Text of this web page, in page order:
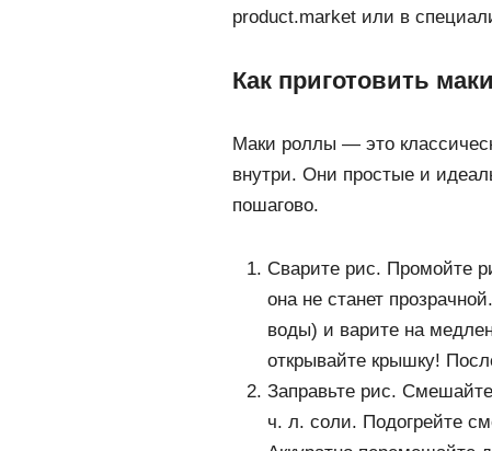
product.market или в
Как приготовить
Маки роллы — это
внутри. Они простые и
пошагово.
Сварите рис. Промойте
она не станет
воды) и варите на
открывайте крышку!
Заправьте рис.
ч. л. соли. Подогрейте